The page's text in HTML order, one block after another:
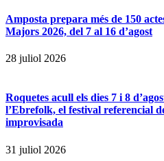
Amposta prepara més de 150
Majors 2026, del 7 al 16 d’agost
28 juliol 2026
Roquetes acull els dies 7 i 8
l’Ebrefolk, el festival referencial
improvisada
31 juliol 2026